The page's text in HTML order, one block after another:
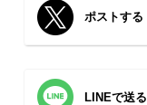
ポストする
LINEで送る